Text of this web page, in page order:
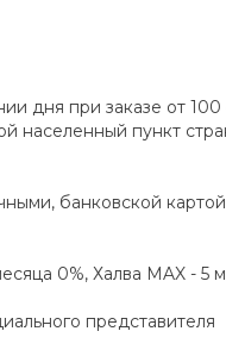
дня при заказе от
населенный пункт
банковской
0%, Халва MAX - 5
представителя